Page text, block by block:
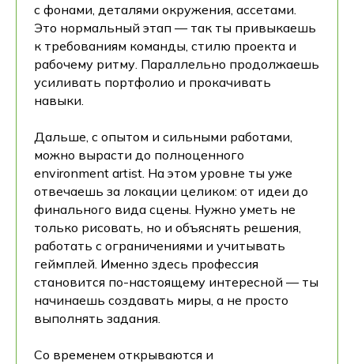
с фонами, деталями окружения, ассетами.
Это нормальный этап — так ты привыкаешь
к требованиям команды, стилю проекта и
рабочему ритму. Параллельно продолжаешь
усиливать портфолио и прокачивать
навыки.
Дальше, с опытом и сильными работами,
можно вырасти до полноценного
environment artist. На этом уровне ты уже
отвечаешь за локации целиком: от идеи до
финального вида сцены. Нужно уметь не
только рисовать, но и объяснять решения,
работать с ограничениями и учитывать
геймплей. Именно здесь профессия
становится по-настоящему интересной — ты
начинаешь создавать миры, а не просто
выполнять задания.
Со временем открываются и